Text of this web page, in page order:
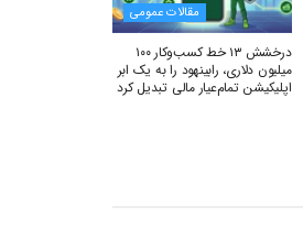
مقالات عمومی
درخشش ۱۳ خط کسب‌وکار ۱۰۰
میلیون دلاری، رابینهود را به یک ابر
اپلیکیشن تمام‌عیار مالی تبدیل کرد